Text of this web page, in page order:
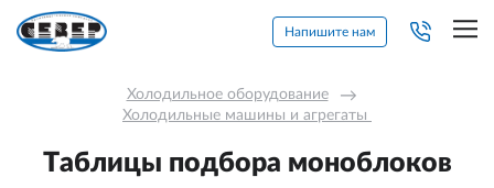
Напишите нам
Холодильное оборудование →
Холодильные машины и агрегаты
Таблицы подбора моноблоков